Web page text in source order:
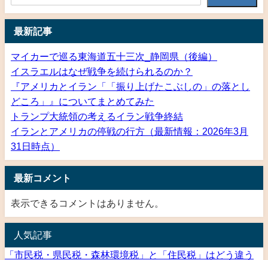
最新記事
マイカーで巡る東海道五十三次_静岡県（後編）
イスラエルはなぜ戦争を続けられるのか？
『アメリカとイラン「「振り上げたこぶしの」の落とし
どころ」』についてまとめてみた
トランプ大統領の考えるイラン戦争終結
イランとアメリカの停戦の行方（最新情報：2026年3月
31日時点）
最新コメント
表示できるコメントはありません。
人気記事
「市民税・県民税・森林環境税」と「住民税」はどう違う